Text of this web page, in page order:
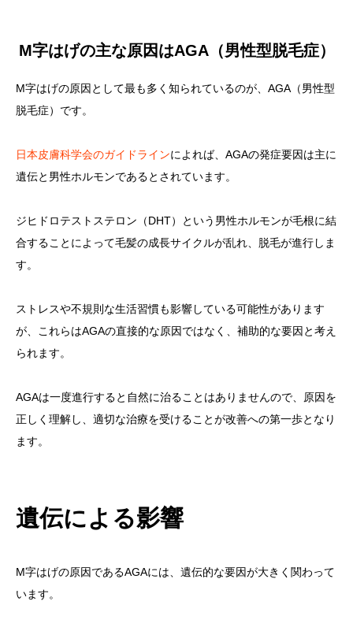
M字はげの主な原因はAGA（男性型脱毛症）
M字はげの原因として最も多く知られているのが、AGA（男性型
脱毛症）です。
日本皮膚科学会のガイドラインによれば、AGAの発症要因は主に
遺伝と男性ホルモンであるとされています。
ジヒドロテストステロン（DHT）という男性ホルモンが毛根に結
合することによって毛髪の成長サイクルが乱れ、脱毛が進行しま
す。
ストレスや不規則な生活習慣も影響している可能性があります
が、これらはAGAの直接的な原因ではなく、補助的な要因と考え
られます。
AGAは一度進行すると自然に治ることはありませんので、原因を
正しく理解し、適切な治療を受けることが改善への第一歩となり
ます。
遺伝による影響
M字はげの原因であるAGAには、遺伝的な要因が大きく関わって
います。